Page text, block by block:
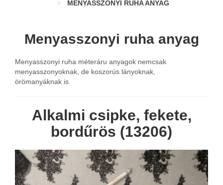
MENYASSZONYI RUHA ANYAG
Menyasszonyi ruha anyag
Menyasszonyi ruha méteráru anyagok nemcsak
menyasszonyoknak, de koszorús lányoknak,
örömanyáknak is.
Alkalmi csipke, fekete,
bordűrös (13206)